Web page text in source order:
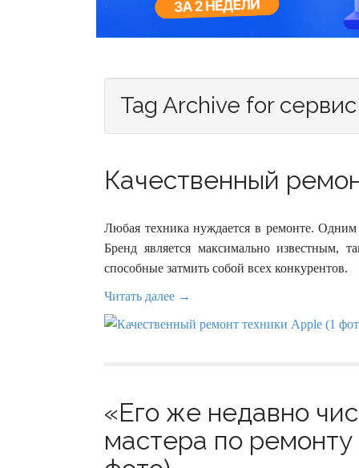
Tag Archive for сервис
Качественный
Любая техника нуждается в ремонте.
Бренд является максимально известным,
способные затмить собой всех конкурентов.
Читать далее →
«Его же недавно
мастера по ремонту